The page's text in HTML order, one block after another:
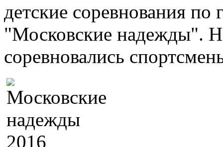
детские соревнования
"Московские надежды".
соревновались